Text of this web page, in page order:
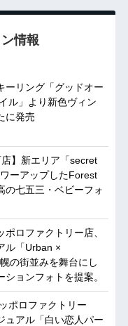
情報
ーリング「グッドオー
ル」より新色ヴィン
に発売
店】新エリア「secret
ーアップしたForest
の七五三・ベビーフォ
ロファクトリー店、
ル「Urban ×
の街並みを舞台にし
ョンフォトを提案。
ポロファクトリー
ュアル「白い恋人パー